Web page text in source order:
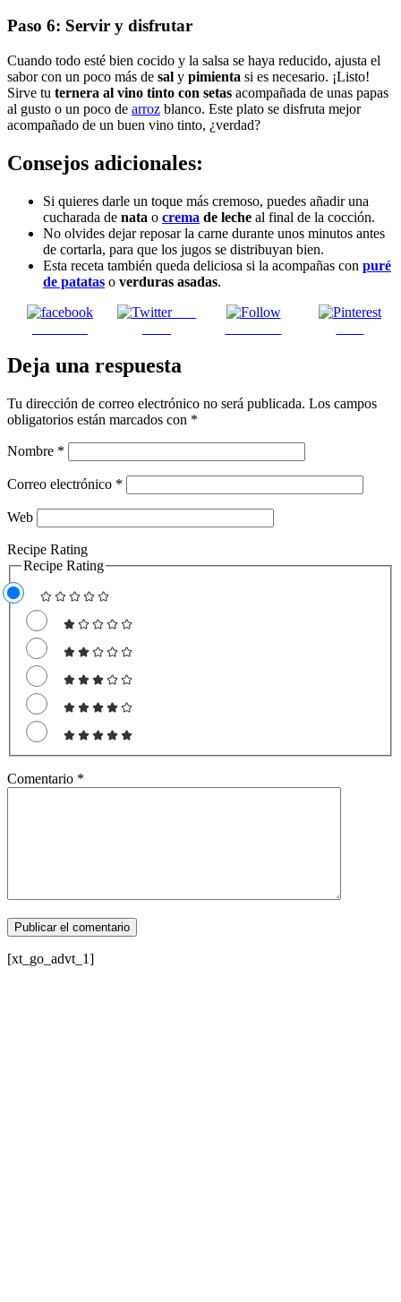
Paso 6: Servir y disfrutar
Cuando todo esté bien cocido y la salsa se haya reducido, ajusta el
sabor con un poco más de sal y pimienta si es necesario. ¡Listo!
Sirve tu ternera al vino tinto con setas acompañada de unas papas
al gusto o un poco de arroz blanco. Este plato se disfruta mejor
acompañado de un buen vino tinto, ¿verdad?
Consejos adicionales:
Si quieres darle un toque más cremoso, puedes añadir una
cucharada de nata o crema de leche al final de la cocción.
No olvides dejar reposar la carne durante unos minutos antes
de cortarla, para que los jugos se distribuyan bien.
Esta receta también queda deliciosa si la acompañas con puré
de patatas o verduras asadas.
Post
Deja una respuesta
Tu dirección de correo electrónico no será publicada. Los campos
obligatorios están marcados con *
Nombre *
Correo electrónico *
Web
Recipe Rating
Recipe Rating
Comentario *
[xt_go_advt_1]